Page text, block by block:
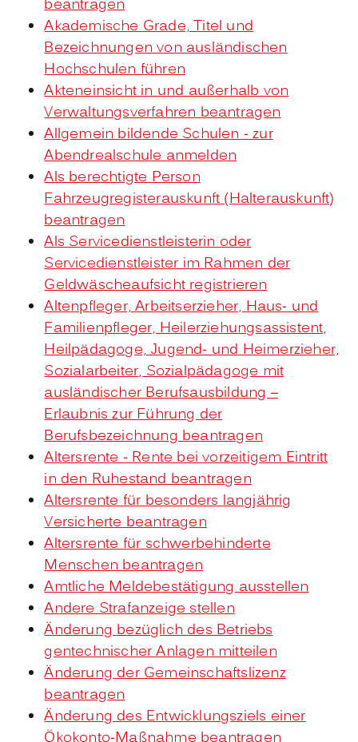
beantragen
Akademische Grade, Titel und
Bezeichnungen von ausländischen
Hochschulen führen
Akteneinsicht in und außerhalb von
Verwaltungsverfahren beantragen
Allgemein bildende Schulen - zur
Abendrealschule anmelden
Als berechtigte Person
Fahrzeugregisterauskunft (Halterauskunft)
beantragen
Als Servicedienstleisterin oder
Servicedienstleister im Rahmen der
Geldwäscheaufsicht registrieren
Altenpfleger, Arbeitserzieher, Haus- und
Familienpfleger, Heilerziehungsassistent,
Heilpädagoge, Jugend- und Heimerzieher,
Sozialarbeiter, Sozialpädagoge mit
ausländischer Berufsausbildung –
Erlaubnis zur Führung der
Berufsbezeichnung beantragen
Altersrente - Rente bei vorzeitigem Eintritt
in den Ruhestand beantragen
Altersrente für besonders langjährig
Versicherte beantragen
Altersrente für schwerbehinderte
Menschen beantragen
Amtliche Meldebestätigung ausstellen
Andere Strafanzeige stellen
Änderung bezüglich des Betriebs
gentechnischer Anlagen mitteilen
Änderung der Gemeinschaftslizenz
beantragen
Änderung des Entwicklungsziels einer